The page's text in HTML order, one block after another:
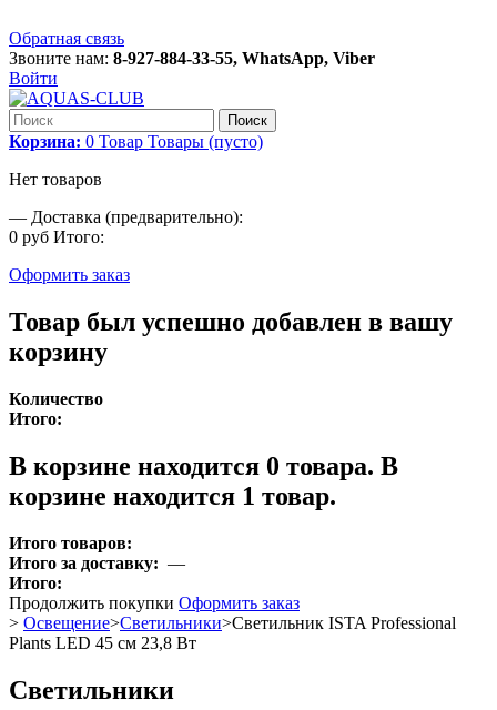
Обратная связь
Звоните нам: 8-927-884-33-55, WhatsApp, Viber
Войти
Поиск
Корзина: 0 Товар Товары (пусто)
Нет товаров
— Доставка (предварительно):
0 руб Итого:
Оформить заказ
Товар был успешно добавлен в вашу
корзину
Количество
Итого:
В корзине находится 0 товара. В
корзине находится 1 товар.
Итого товаров:
Итого за доставку: —
Итого:
Продолжить покупки Оформить заказ
> Освещение>Светильники>Светильник ISTA Professional
Plants LED 45 см 23,8 Вт
Светильники